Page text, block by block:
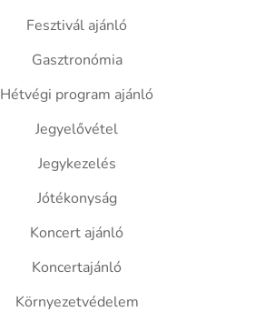
Fesztivál ajánló
Gasztronómia
Hétvégi program ajánló
Jegyelővétel
Jegykezelés
Jótékonyság
Koncert ajánló
Koncertajánló
Környezetvédelem